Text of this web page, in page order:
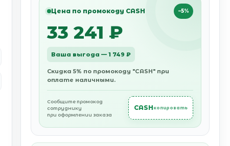
Цена по промокоду CASH −5%
33 241 ₽
Ваша выгода — 1 749 ₽
Скидка 5% по промокоду "CASH" при
оплате наличными.
Сообщите промокод
сотруднику
при оформлении заказа
CASH копировать